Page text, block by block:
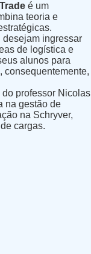
é um
teoria e
.
desejam ingressar
de logística e
alunos para
consequentemente,
professor Nicolas
na gestão de
na Schryver,
cargas.